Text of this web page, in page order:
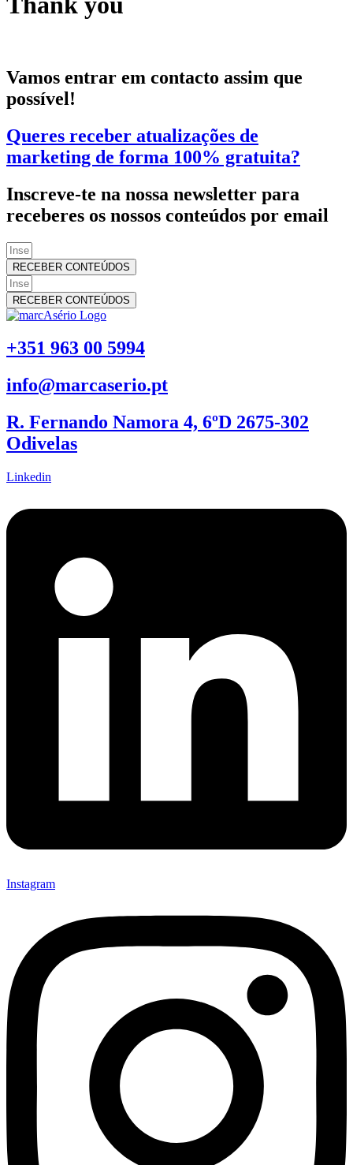
Vamos entrar em contacto assim que
possível!
Queres receber atualizações de
marketing de forma 100% gratuita?
Inscreve-te na nossa newsletter para
receberes os nossos conteúdos por email
RECEBER CONTEÚDOS
RECEBER CONTEÚDOS
+351 963 00 5994
info@marcaserio.pt
R. Fernando Namora 4, 6ºD 2675-302
Odivelas
Linkedin
Instagram